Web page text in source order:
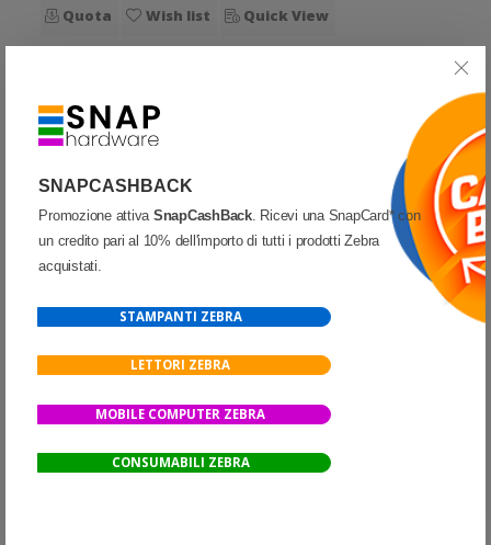
SNAPCASHBACK
Promozione attiva SnapCashBack. Ricevi una SnapCard* con
un credito pari al 10% dell'importo di tutti i prodotti Zebra
acquistati.
STAMPANTI ZEBRA
LETTORI ZEBRA
MOBILE COMPUTER ZEBRA
CONSUMABILI ZEBRA
Quota Wish list Quick View
ACCESSORI E RICAMBI- BIXOLON
Cavo di interfaccia ricambio e\o accessorio opzionale per